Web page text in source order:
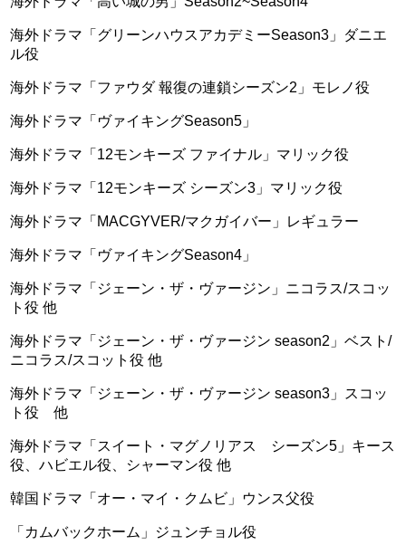
海外ドラマ「グリーンハウスアカデミーSeason3」ダニエ
ル役
海外ドラマ「ファウダ 報復の連鎖シーズン2」モレノ役
海外ドラマ「ヴァイキングSeason5」
海外ドラマ「12モンキーズ ファイナル」マリック役
海外ドラマ「12モンキーズ シーズン3」マリック役
海外ドラマ「MACGYVER/マクガイバー」レギュラー
海外ドラマ「ヴァイキングSeason4」
海外ドラマ「ジェーン・ザ・ヴァージン」ニコラス/スコッ
ト役 他
海外ドラマ「ジェーン・ザ・ヴァージン season2」ベスト/
ニコラス/スコット役 他
海外ドラマ「ジェーン・ザ・ヴァージン season3」スコッ
ト役 他
海外ドラマ「スイート・マグノリアス シーズン5」キース
役、ハビエル役、シャーマン役 他
韓国ドラマ「オー・マイ・クムビ」ウンス父役
「カムバックホーム」ジュンチョル役